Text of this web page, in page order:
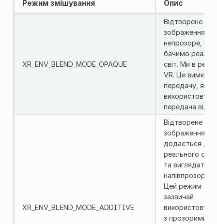
Режим змішування Опис
XR_ENV_BLEND_MODE_OPAQUE
Відтворене
зображення
непрозоре, ми
бачимо
світ. Ми в
VR. Це вимкне
передачу, якщо
передача
XR_ENV_BLEND_MODE_ADDITIVE
Відтворене
зображення
додається до
реального
та виглядатиме
напівпрозорим.
Цей режим
зазвичай
з прозорими